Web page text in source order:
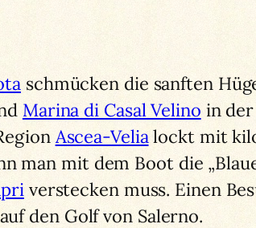
schmücken die sanften
Marina di Casal Velino in
Ascea-Velialockt mit
man mit dem Boot die
verstecken muss. Einen
den Golf von Salerno.